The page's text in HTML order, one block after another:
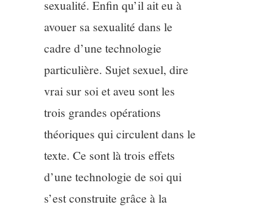
sexualité. Enfin qu’il ait eu à
avouer sa sexualité dans le
cadre d’une technologie
particulière. Sujet sexuel, dire
vrai sur soi et aveu sont les
trois grandes opérations
théoriques qui circulent dans le
texte. Ce sont là trois effets
d’une technologie de soi qui
s’est construite grâce à la